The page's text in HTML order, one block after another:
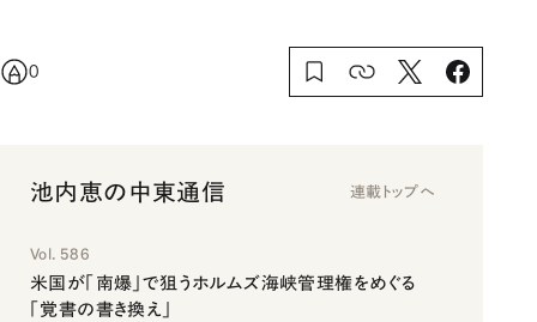
0
池内恵の中東通信 連載トップへ
Vol. 586
米国が「南爆」で狙うホルムズ海峡管理権をめぐる
「覚書の書き換え」